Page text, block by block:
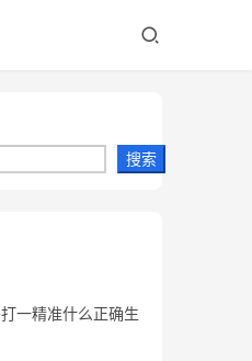
搜索
一精准什么正确生